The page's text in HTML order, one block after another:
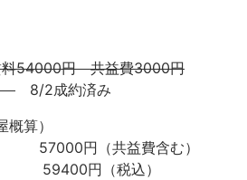
54000円 共益費3000円
8/2成約済み
算）
円（共益費含む）
円（税込）